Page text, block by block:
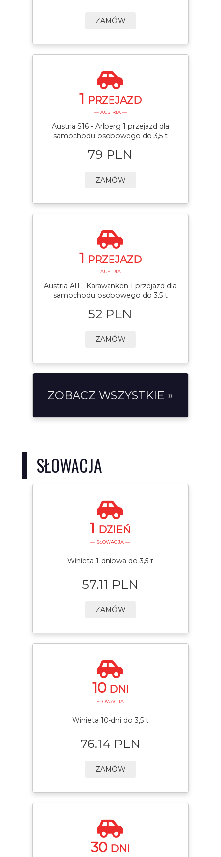
ZAMÓW
1 PRZEJAZD
— AUSTRIA —
Austria S16 - Arlberg 1 przejazd dla
samochodu osobowego do 3,5 t
79 PLN
ZAMÓW
1 PRZEJAZD
— AUSTRIA —
Austria A11 - Karawanken 1 przejazd dla
samochodu osobowego do 3,5 t
52 PLN
ZAMÓW
ZOBACZ WSZYSTKIE »
SŁOWACJA
1 DZIEŃ
— SŁOWACJA —
Winieta 1-dniowa do 3,5 t
57.11 PLN
ZAMÓW
10 DNI
— SŁOWACJA —
Winieta 10-dni do 3,5 t
76.14 PLN
ZAMÓW
30 DNI